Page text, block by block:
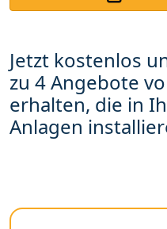
Jetzt kostenlos
zu 4 Angebote
erhalten, die in
Anlagen